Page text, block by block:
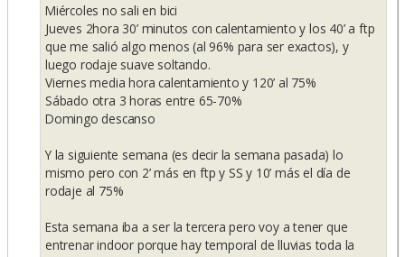
Miércoles no sali en bici
Jueves 2hora 30’ minutos con calentamiento y los 40’ a ftp
que me salió algo menos (al 96% para ser exactos), y
luego rodaje suave soltando.
Viernes media hora calentamiento y 120’ al 75%
Sábado otra 3 horas entre 65-70%
Domingo descanso
Y la siguiente semana (es decir la semana pasada) lo
mismo pero con 2’ más en ftp y SS y 10’ más el día de
rodaje al 75%
Esta semana iba a ser la tercera pero voy a tener que
entrenar indoor porque hay temporal de lluvias toda la